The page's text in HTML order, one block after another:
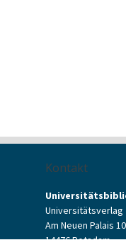
Kontakt
Universitätsverlag
Am Neuen Palais 10